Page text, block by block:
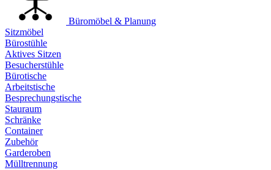
Büromöbel & Planung
Sitzmöbel
Bürostühle
Aktives Sitzen
Besucherstühle
Bürotische
Arbeitstische
Besprechungstische
Stauraum
Schränke
Container
Zubehör
Garderoben
Mülltrennung